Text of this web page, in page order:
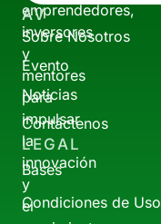
emprendedores,
inversores
y
mentores
para
impulsar
la
innovación
y
el
AV
Sobre Nosotros
Evento
Noticias
Contáctenos
LEGAL
Bases
Condiciones de Uso